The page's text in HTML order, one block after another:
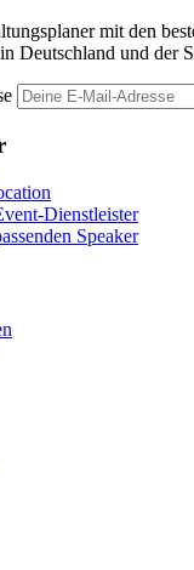
mit den
Deutschland und der
Dienstleister
Speaker